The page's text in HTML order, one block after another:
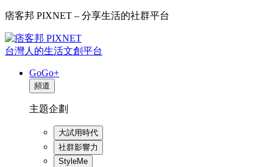
痞客邦 PIXNET – 分享生活的社群平台
台灣人的生活文創平台
GoGo+
頻道
主題企劃
大試用時代
社群影響力
StyleMe